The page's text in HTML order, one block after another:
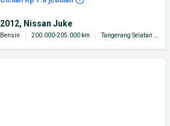
2012, Nissan Juke
Bensin 200.000-205.000 km Tangerang Selatan Kota